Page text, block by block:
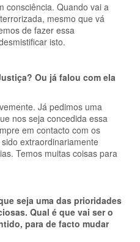
consciência. Quando vai a
mesmo que vá
de fazer essa
isto.
Ou já falou com ela
Já pedimos uma
nos seja concedida essa
em contacto com os
extraordinariamente
Temos muitas coisas para
seja uma das prioridades
Qual é que vai ser o
para de facto mudar